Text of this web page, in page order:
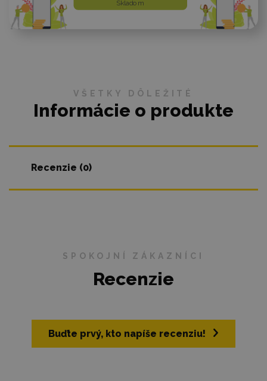
Skladom
VŠETKY DÔLEŽITÉ
Informácie o produkte
Recenzie (0)
SPOKOJNÍ ZÁKAZNÍCI
Recenzie
Buďte prvý, kto napíše recenziu!